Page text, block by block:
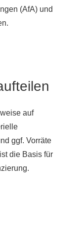
(AfA) und
auf
ggf. Vorräte
die Basis für